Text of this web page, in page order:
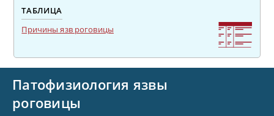
ТАБЛИЦА
Причины язв роговицы
Патофизиология язвы
роговицы